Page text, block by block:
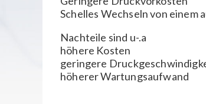
Schelles Wechseln von einem
Nachteile sind u-.a
höhere Kosten
geringere
höherer Wartungsaufwand